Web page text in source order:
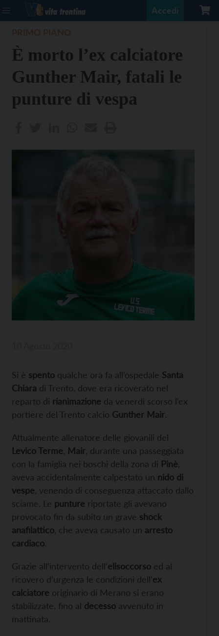
Accedi
È morto l’ex calciatore
Gunther Mair, fatali le
punture di vespa
Si è spento qualche ora fa all’ospedale Santa
Chiara di Trento, dove era ricoverato nel
reparto di rianimazione da venerdì scorso l’ex
portiere del Trento calcio Gunther Mair.
Attualmente allenatore delle giovanili del
Levico Terme Mair , durante una passeggiata
con la famiglia nei boschi della zona di Pinè
aveva accidentalmente calpestato un nido di
vespe , venendo di conseguenza attaccato dallo
sciame. Le punture riportate gli avevano
provocato fin da subito un grave shock
anafilattico , che aveva causato un arresto
cardiaco.
Grazie all’intervento dell’elisoccorso ed al
ricovero d’urgenza le condizioni dell’ex
calciatore originario di Merano si erano
stabilizzate, fino al decesso avvenuto in
mattinata.